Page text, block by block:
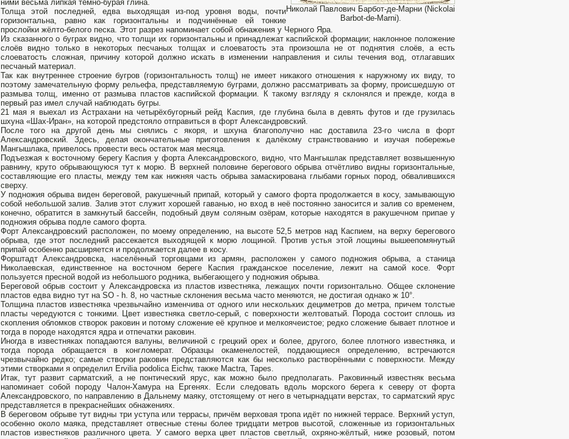
Николай Павлович Барбот-де-Марни (Nickolai
Barbot-de-Marni).
ними весьма липкая тёмно-бурая глина.
Толща этой последней, едва выходящая из-под уровня воды, почти
горизонтальна, равно как горизонтальны и подчинённые ей тонкие
прослойки жёлто-белого песка. Этот разрез напоминает собой обнажения у Черного Яра.
Из сказанного о буграх видно, что толщи их горизонтальны и принадлежат каспийской формации; наклонное положение
слоёв видно только в некоторых песчаных толщах и слоеватость эта произошла не от поднятия слоёв, а есть
слоеватость сложная, причину которой должно искать в изменении направления и силы течения вод, отлагавших
песчаный материал.
Так как внутреннее строение бугров (горизонтальность толщ) не имеет никакого отношения к наружному их виду, то
поэтому замечательную форму рельефа, представляемую буграми, должно рассматривать за форму, происшедшую от
размыва толщ, именно от размыва пластов каспийской формации. К такому взгляду я склонялся и прежде, когда в
первый раз имел случай наблюдать бугры.
21 мая я выехал из Астрахани на четырёхбугорный рейд Каспия, где глубина была в девять футов и где грузилась
шхуна «Шах-Иран», на которой предстояло отправиться в форт Александровский.
После того на другой день мы снялись с якоря, и шхуна благополучно нас доставила 23-го числа в форт
Александровский. Здесь, делая окончательные приготовления к далёкому странствованию и изучая побережье
Мангышлака, привелось провести весь остаток мая месяца.
Подъезжая к восточному берегу Каспия у форта Александровского, видно, что Мангышлак представляет возвышенную
равнину, круто обрывающуюся тут к морю. В верхней половине берегового обрыва отчётливо видны горизонтальные,
составляющие его пласты, между тем как нижняя часть обрыва замаскирована глыбами горных пород, обвалившихся
сверху.
У подножия обрыва виден береговой, ракушечный припай, который у самого форта продолжается в косу, замывающую
собой небольшой залив. Залив этот служит хорошей гаванью, но вход в неё постоянно заносится и залив со временем,
конечно, обратится в замкнутый бассейн, подобный двум соляным озёрам, которые находятся в ракушечном припае у
подножия обрыва подле самого форта.
Форт Александровский расположен, по моему определению, на высоте 52,5 метров над Каспием, на верху берегового
обрыва, где этот последний рассекается выходящей к морю лощиной. Против устья этой лощины вышеeпомянутый
припай особенно расширяется и продолжается далее в косу.
Форштадт Александровска, населённый торговцами из армян, расположен у самого подножия обрыва, а станица
Николаевская, единственное на восточном береге Каспия гражданское поселение, лежит на самой косе. Форт
пользуется пресной водой из небольшого родника, выбегающего у подножия обрыва.
Береговой обрыв состоит у Александровска из пластов известняка, лежащих почти горизонтально. Общее склонение
пластов едва видно тут на SO - h. 8, но частные склонения весьма часто меняются, не достигая однако ж 10°.
Толщина пластов известняка чрезвычайно изменчива от одного или нескольких дециметров до метра, причем толстые
пласты чередуются с тонкими. Цвет известняка светло-серый, с поверхности желтоватый. Порода состоит сплошь из
скопления обломков створок раковин и потому сложение её крупное и мелкоячеистое; редко сложение бывает плотное и
тогда в породе находятся ядра и отпечатки раковин.
Иногда в известняках попадаются валуны, величиной с грецкий орех и более, другого, более плотного известняка, и
тогда порода обращается в конгломерат. Образцы окаменелостей, поддающиеся определению, встречаются
чрезвычайно редко; самые створки раковин представляются как бы несколько растворёнными с поверхности. Между
этими створками я определил Ervilia podolica Eichw, также Mactra, Tapes.
Итак, тут развит сарматский, а не понтический ярус, как можно было предполагать. Раковинный известняк весьма
напоминает собой породу Чалон-Хамура на Ергенях. Если следовать вдоль морского берега к северу от форта
Александровского, по направлению в Дальнему маяку, отстоящему от него в четырнадцати верстах, то сарматский ярус
представляется в прекраснейших обнажениях.
В береговом обрыве тут видны три уступа или террасы, причём верховая тропа идёт по нижней террасе. Верхний уступ,
особенно около маяка, представляет отвесные стены более тридцати метров высотой, сложенные из горизонтальных
пластов известняков различного цвета. У самого верха цвет пластов светлый, охряно-жёлтый, ниже розовый, потом